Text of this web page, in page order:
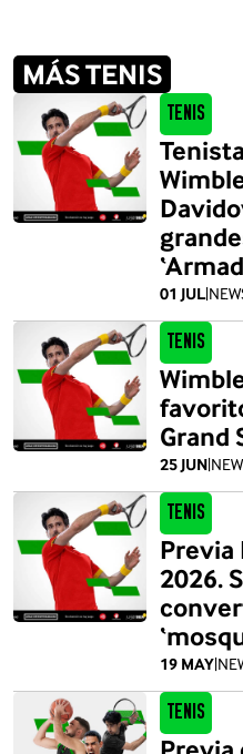
MÁS TENIS
Tenis
01 JUL|
Tenis
25 JUN|
Grand
Tenis
19 MAY|
Previa
2026.
Tenis